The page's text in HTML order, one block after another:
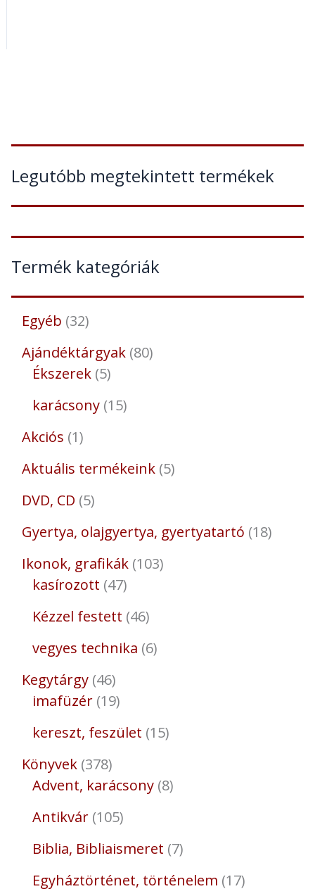
Legutóbb megtekintett termékek
Termék kategóriák
Egyéb 32
Ajándéktárgyak 80
Ékszerek 5
karácsony 15
Akciós 1
Aktuális termékeink 5
DVD, CD 5
Gyertya, olajgyertya, gyertyatartó 18
Ikonok, grafikák 103
kasírozott 47
Kézzel festett 46
vegyes technika 6
Kegytárgy 46
imafüzér 19
kereszt, feszület 15
Könyvek 378
Advent, karácsony 8
Antikvár 105
Biblia, Bibliaismeret 7
Egyháztörténet, történelem 17